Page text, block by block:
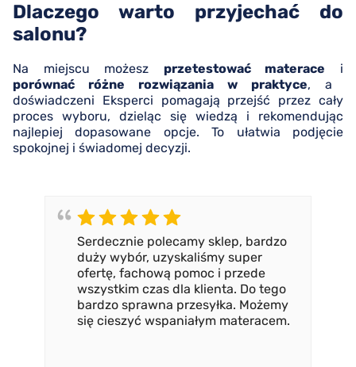
Dlaczego warto przyjechać do
salonu?
Na miejscu możesz przetestować materace i
porównać różne rozwiązania w praktyce, a
doświadczeni Eksperci pomagają przejść przez cały
proces wyboru, dzieląc się wiedzą i rekomendując
najlepiej dopasowane opcje. To ułatwia podjęcie
spokojnej i świadomej decyzji.
Serdecznie polecamy sklep, bardzo
duży wybór, uzyskaliśmy super
ofertę, fachową pomoc i przede
wszystkim czas dla klienta. Do tego
bardzo sprawna przesyłka. Możemy
się cieszyć wspaniałym materacem.